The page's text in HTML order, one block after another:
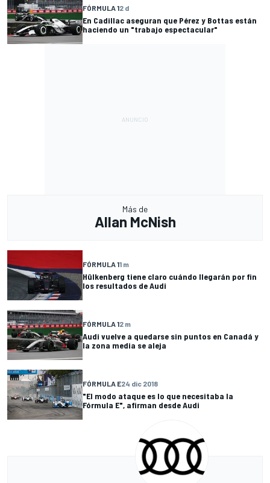
FÓRMULA 12 d
En Cadillac aseguran que Pérez y Bottas están
haciendo un "trabajo espectacular"
Más de
Allan McNish
FÓRMULA 11 m
Hülkenberg tiene claro cuándo llegarán por fin
los resultados de Audi
FÓRMULA 12 m
Audi vuelve a quedarse sin puntos en Canadá y
la zona media se aleja
FÓRMULA E24 dic 2018
"El modo ataque es lo que necesitaba la
Fórmula E", afirman desde Audi